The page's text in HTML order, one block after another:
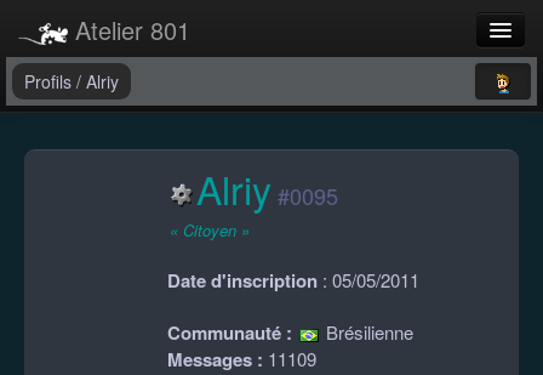
Atelier 801
Forums
Profils / Alriy
Alriy #0095
« Citoyen »
Date d'inscription : 05/05/2011
Communauté : Brésilienne
Messages : 11109